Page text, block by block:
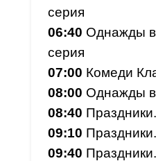
серия
06:40 Однажды в
серия
07:00 Комеди
08:00 Однажды в
08:40
09:10
09:40